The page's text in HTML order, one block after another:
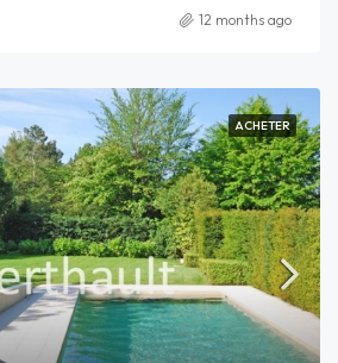
12 months ago
ACHETER